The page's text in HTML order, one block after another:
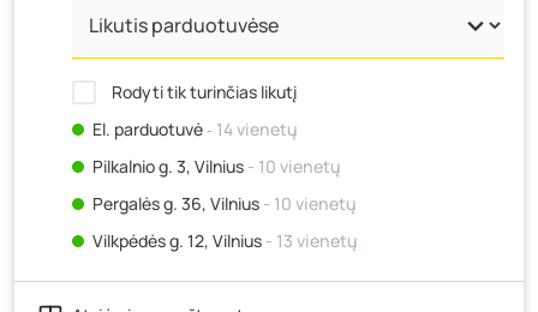
Rodyti tik turinčias likutį
El. parduotuvė‐ 14 vienetų
Pilkalnio g. 3, Vilnius - 10 vienetų
Pergalės g. 36, Vilnius - 10 vienetų
Vilkpėdės g. 12, Vilnius - 13 vienetų
Ateities g. 15, Vilnius- 12 vienetų